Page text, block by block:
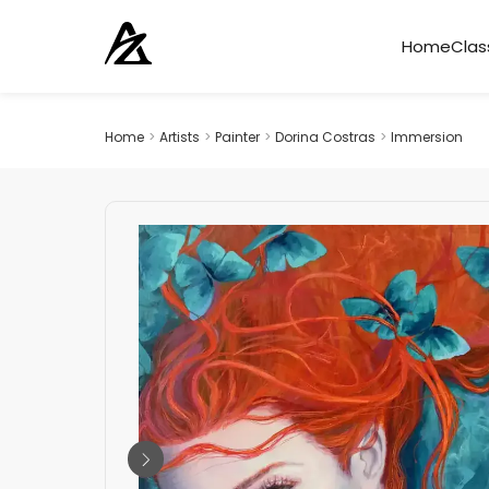
Home
Home > Artists > Painter > Dorina Costras > Immersion